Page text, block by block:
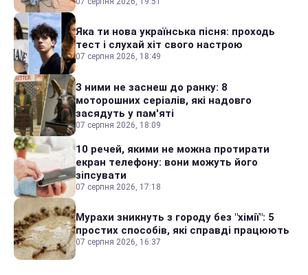
Яка ти нова українська пісня: проходь
тест і слухай хіт свого настрою
07 серпня 2026, 18:49
З ними не заснеш до ранку: 8
моторошних серіалів, які надовго
засядуть у пам'яті
07 серпня 2026, 18:09
10 речей, якими не можна протирати
екран телефону: вони можуть його
зіпсувати
07 серпня 2026, 17:18
Мурахи зникнуть з городу без "хімії": 5
простих способів, які справді працюють
07 серпня 2026, 16:37